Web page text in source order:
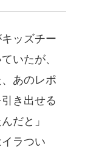
ッズチー
いたが、
あのレポ
き出せる
だと」
ラつい